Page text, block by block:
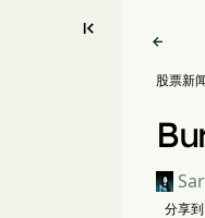


股票新
分享到